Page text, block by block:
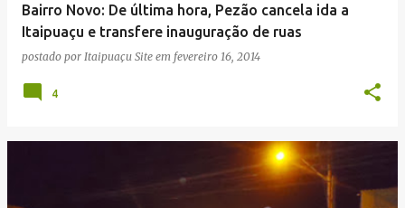
Bairro Novo: De última hora, Pezão cancela ida a
Itaipuaçu e transfere inauguração de ruas
postado por Itaipuaçu Site em fevereiro 16, 2014
4